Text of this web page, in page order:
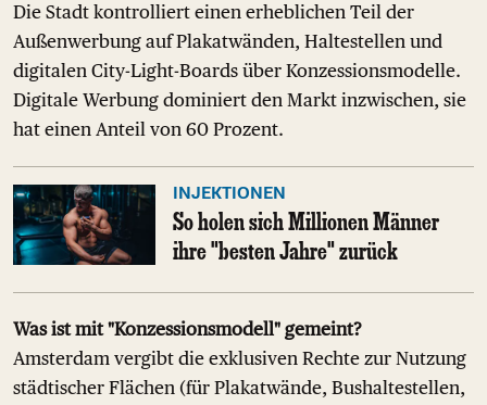
Die Stadt kontrolliert einen erheblichen Teil der
Außenwerbung auf Plakatwänden, Haltestellen und
digitalen City-Light-Boards über Konzessionsmodelle.
Digitale Werbung dominiert den Markt inzwischen, sie
hat einen Anteil von 60 Prozent.
INJEKTIONEN
So holen sich Millionen Männer
ihre "besten Jahre" zurück
Was ist mit "Konzessionsmodell" gemeint?
Amsterdam vergibt die exklusiven Rechte zur Nutzung
städtischer Flächen (für Plakatwände, Bushaltestellen,